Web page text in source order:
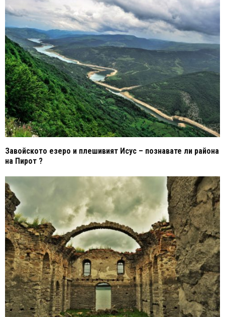
Завойското езеро и плешивият Исус – познавате ли района
на Пирот ?